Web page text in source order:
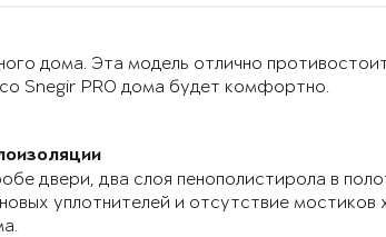
дома. Эта модель отлично
Snegir PRO дома будет комфортно.
двери, два слоя пенополистирола в
уплотнителей и отсутствие